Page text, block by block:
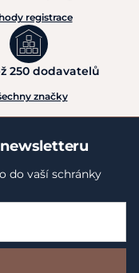
registrace
250 dodavatelů
značky
do vaší schránky